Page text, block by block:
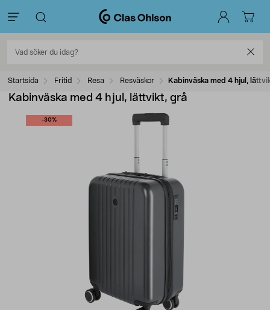
Startsida Fritid Resa Resväskor Kabinväska med 4 hjul,
Kabinväska med 4 hjul, lättvikt, grå
-30%